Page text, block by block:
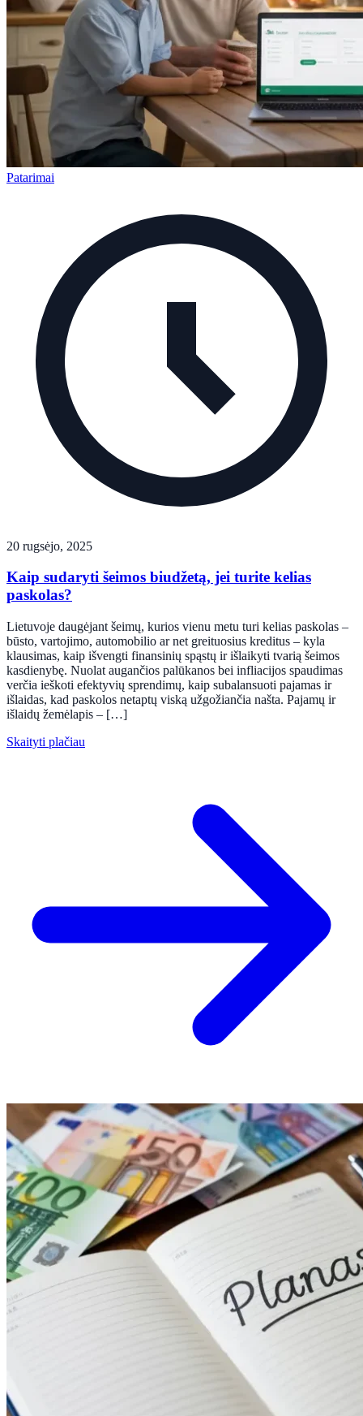
Patarimai
20 rugsėjo, 2025
Kaip sudaryti šeimos biudžetą, jei turite kelias
paskolas?
Lietuvoje daugėjant šeimų, kurios vienu metu turi kelias paskolas –
būsto, vartojimo, automobilio ar net greituosius kreditus – kyla
klausimas, kaip išvengti finansinių spąstų ir išlaikyti tvarią šeimos
kasdienybę. Nuolat augančios palūkanos bei infliacijos spaudimas
verčia ieškoti efektyvių sprendimų, kaip subalansuoti pajamas ir
išlaidas, kad paskolos netaptų viską užgožiančia našta. Pajamų ir
išlaidų žemėlapis – […]
Skaityti plačiau